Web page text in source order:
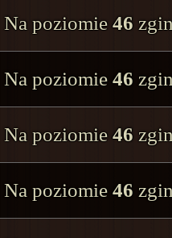
Na poziomie46
Na poziomie 46
Na poziomie46
Na poziomie 46